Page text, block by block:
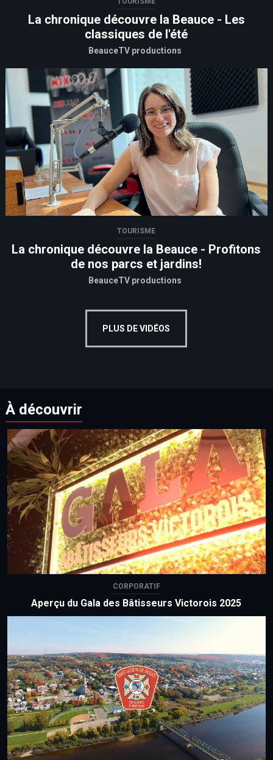
La chronique découvre la Beauce - Les
classiques de l'été
BeauceTV productions
TOURISME
La chronique découvre la Beauce - Profitons
de nos parcs et jardins!
BeauceTV productions
PLUS DE VIDÉOS
À découvrir
CORPORATIF
Aperçu du Gala des Bâtisseurs Victorois 2025